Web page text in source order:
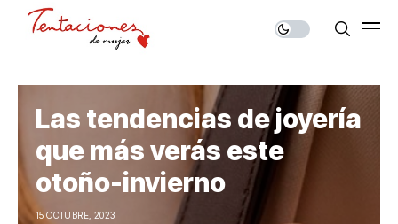
Las tendencias de joyería
que más verás este
otoño-invierno
15 OCTUBRE, 2023